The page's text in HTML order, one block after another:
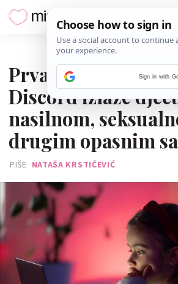
Prva tužba:
Discord izlaže
nasilnom,
drugim opasnim
PIŠE NATAŠA KRSTIČEVIĆ
Sign in with